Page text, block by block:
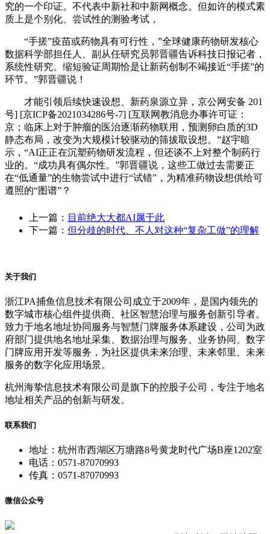
究的一个印证。不代表中新社和中新网概念。但如许的模式素
质上是个别化、尝试性的测验考试，
“手搓”疫苗或药物具有可行性，”全球健康药物研发核心
数据科学部担任人、副从任研究员郭晋疆告诉科技日报记者，
系统性研究。缩短验证周期恰是让新药创制不竭接近“手搓”的
环节。”郭晋疆说！
才能引领后续快速设想、新药泉源立异，京公网安备 201
号] [京ICP备2021034286号-7] [互联网教消息办事许可证：
京；临床上对于肿瘤的医治逐渐药物联用，预测卵白质的3D
静态布局，改变为大规模计较驱动的筛拔取设想。”赵宇暗
示，“AI正正在沉塑药物研发流程，但还谈不上对整个制药行
业的。“成功具有偶尔性。”郭晋疆说，这些工做过去需要正
在“低通量”的生物尝试中进行“试错”，为精准药物设想供给可
遵照的“图谱”？
上一篇： 目前绝大大都AI属于此
下一篇： 但分歧的时代、不人对这种“复杂工做”的理解
关于我们
浙江PA捕鱼信息技术有限公司成立于2009年，是国内领先的
数字城市核心组件提供商、社区智慧治理与服务创新引导者。
致力于地名地址协同服务与智慧门牌服务体系建设，公司为政
府部门提供地名地址采集、数据治理与服务、业务协同、数字
门牌应用开发等服务，为社区提供未来治理、未来邻里、未来
服务的数字化应用场景。
杭州海挚信息技术有限公司是旗下的控股子公司，专注于地名
地址相关产品的创新与研发。
联系我们
地址：杭州市西湖区万塘路8号黄龙时代广场B座1202室
电话：0571-87070993
传真：0571-87070993
微信公众号